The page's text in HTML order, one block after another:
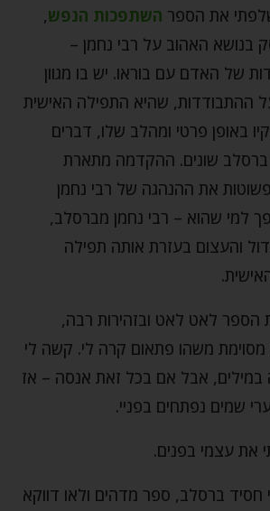
את הספר השתפכות הנפש,
בנושא האהוב על רבי נחמן –
של האדם עם בוראו. יש בו מגוון
ההתבודדות, שהיא התפילה האישית
באופן פרטי ומהלב שלו, דברים
שונים. ההקדמה מתארת
את ההנהגה של רבי נחמן
למי שהוא – רבי נחמן מברסלב,
והעצום בעזרת אותה תפילה
הספר לאט לאט ובזהירות רבה,
משהו פתאום קרה לי. קשה לי
אבל אם בכל זאת אנסה – אז
שמים נפתחים בפניי.
את עצמי בפנים.
ברסלב, ספר מדהים ולאו דווקא